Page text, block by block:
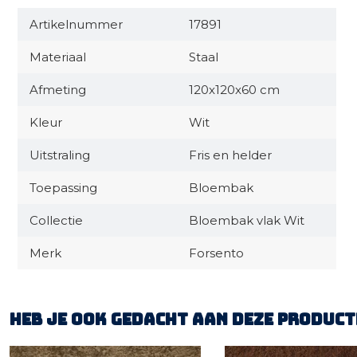
Artikelnummer 17891
Materiaal Staal
Afmeting 120x120x60 cm
Kleur Wit
Uitstraling Fris en helder
Toepassing Bloembak
Collectie Bloembak vlak Wit
Merk Forsento
Heb je ook gedacht aan deze